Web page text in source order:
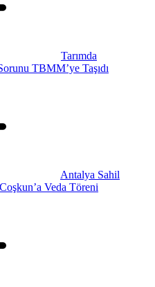
Tarımda
TBMM’ye Taşıdı
Antalya Sahil
Veda Töreni